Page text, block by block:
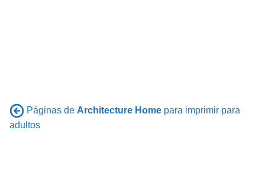
Páginas de Architecture Home para imprimir para
adultos